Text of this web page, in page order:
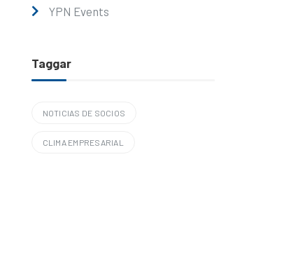
YPN Events
Taggar
NOTICIAS DE SOCIOS
CLIMA EMPRESARIAL